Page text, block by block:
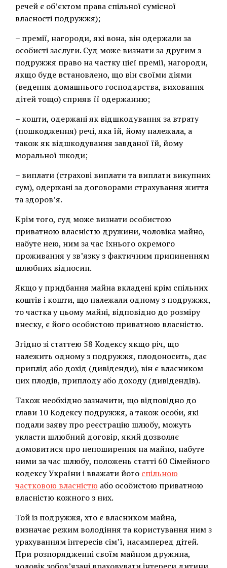
речей є об’єктом права спільної сумісної
власності подружжя);
– премії, нагороди, які вона, він одержали за
особисті заслуги. Суд може визнати за другим з
подружжя право на частку цієї премії, нагороди,
якщо буде встановлено, що він своїми діями
(ведення домашнього господарства, виховання
дітей тощо) сприяв її одержанню;
– кошти, одержані як відшкодування за втрату
(пошкодження) речі, яка їй, йому належала, а
також як відшкодування завданої їй, йому
моральної шкоди;
– виплати (страхові виплати та виплати викупних
сум), одержані за договорами страхування життя
та здоров’я.
Крім того, суд може визнати особистою
приватною власністю дружини, чоловіка майно,
набуте нею, ним за час їхнього окремого
проживання у зв’язку з фактичним припиненням
шлюбних відносин.
Якщо у придбання майна вкладені крім спільних
коштів і кошти, що належали одному з подружжя,
то частка у цьому майні, відповідно до розміру
внеску, є його особистою приватною власністю.
Згідно зі статтею 58 Кодексу якщо річ, що
належить одному з подружжя, плодоносить, дає
приплід або дохід (дивіденди), він є власником
цих плодів, приплоду або доходу (дивідендів).
Також необхідно зазначити, що відповідно до
глави 10 Кодексу подружжя, а також особи, які
подали заяву про реєстрацію шлюбу, можуть
укласти шлюбний договір, який дозволяє
домовитися про непоширення на майно, набуте
ними за час шлюбу, положень статті 60 Сімейного
кодексу України і вважати його спільною
частковою власністю або особистою приватною
власністю кожного з них.
Той із подружжя, хто є власником майна,
визначає режим володіння та користування ним з
урахуванням інтересів сім’ї, насамперед дітей.
При розпорядженні своїм майном дружина,